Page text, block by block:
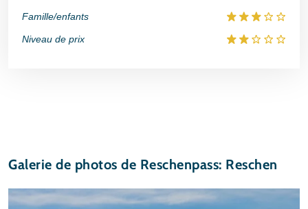
Famille/enfants
Niveau de prix
Galerie de photos de Reschenpass: Reschen